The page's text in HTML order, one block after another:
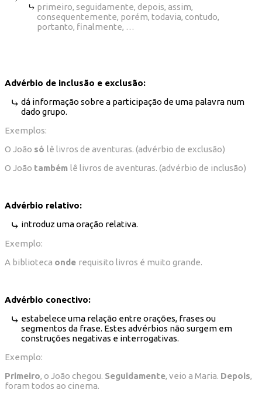
primeiro, seguidamente, depois, assim,
consequentemente, porém, todavia, contudo,
portanto, finalmente, …
Advérbio de inclusão e exclusão:
dá informação sobre a participação de uma palavra num
dado grupo.
Exemplos:
O João só lê livros de aventuras. (advérbio de exclusão)
O João também lê livros de aventuras. (advérbio de inclusão)
Advérbio relativo:
introduz uma oração relativa.
Exemplo:
A biblioteca onde requisito livros é muito grande.
Advérbio conectivo:
estabelece uma relação entre orações, frases ou
segmentos da frase. Estes advérbios não surgem em
construções negativas e interrogativas.
Exemplo:
Primeiro, o João chegou. Seguidamente, veio a Maria. Depois,
foram todos ao cinema.